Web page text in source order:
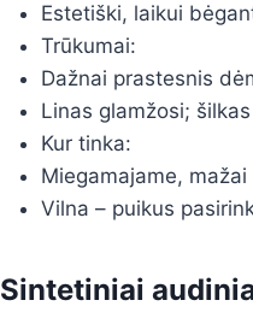
Estetiški, laikui
Trūkumai:
Dažnai prastesnis
Linas glamžosi;
Kur tinka:
Miegamajame,
Vilna – puikus
Sintetiniai